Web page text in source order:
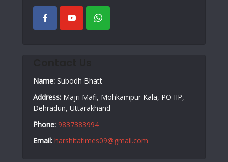
Name: Subodh Bhatt
Address: Majri Mafi, Mohkampur Kala, PO IIP,
Dehradun, Uttarakhand
Phone: 9837383994
Email: harshitatimes09@gmail.com